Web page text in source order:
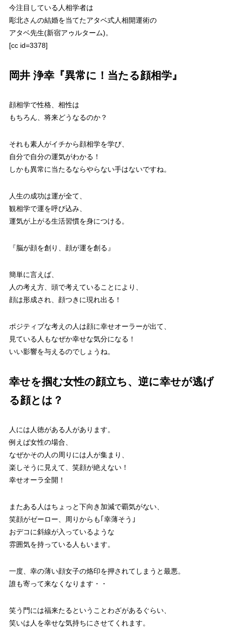
今注目している人相学者は
彫北さんの結婚を当てたアタベ式人相開運術の
アタベ先生(新宿アゥルターム)。
[cc id=3378]
岡井 浄幸『異常に！当たる顔相学』
顔相学で性格、相性は
もちろん、将来どうなるのか？
それも素人がイチから顔相学を学び、
自分で自分の運気がわかる！
しかも異常に当たるならやらない手はないですね。
人生の成功は運が全て、
観相学で運を呼び込み、
運気が上がる生活習慣を身につける。
『脳が顔を創り、顔が運を創る』
簡単に言えば、
人の考え方、頭で考えていることにより、
顔は形成され、顔つきに現れ出る！
ポジティブな考えの人は顔に幸せオーラーが出て、
見ている人もなぜか幸せな気分になる！
いい影響を与えるのでしょうね。
幸せを掴む女性の顔立ち、逆に幸せが逃げ
る顔とは？
人には人徳がある人があります。
例えば女性の場合、
なぜかその人の周りには人が集まり、
楽しそうに見えて、笑顔が絶えない！
幸せオーラ全開！
またある人はちょっと下向き加減で覇気がない、
笑顔がゼーロー、周りからも｢幸薄そう｣
おデコに斜線が入っているような
雰囲気を持っている人もいます。
一度、幸の薄い顔女子の烙印を押されてしまうと最悪。
誰も寄って来なくなります・・
笑う門には福来たるということわざがあるぐらい、
笑いは人を幸せな気持ちにさせてくれます。